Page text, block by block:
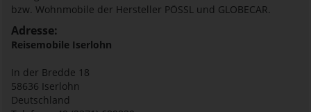
bzw. Wohnmobile der Hersteller PÖSSL und GLOBECAR.
Adresse:
Reisemobile Iserlohn
In der Bredde 18
58636 Iserlohn
Deutschland